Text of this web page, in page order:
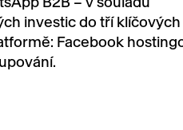
investic do tří klíčových
Facebook